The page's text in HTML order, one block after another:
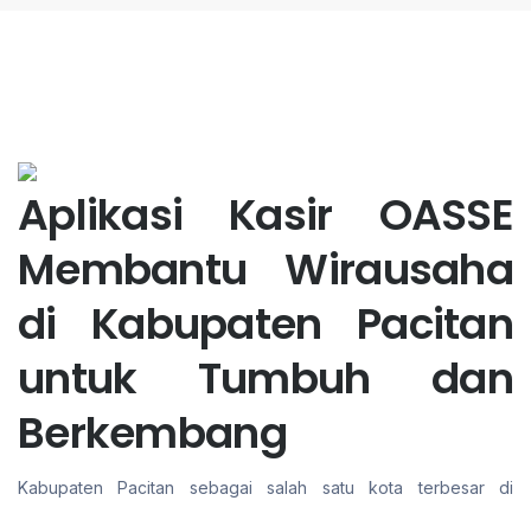
Aplikasi Kasir OASSE
Membantu Wirausaha
di Kabupaten Pacitan
untuk Tumbuh dan
Berkembang
Kabupaten Pacitan sebagai salah satu kota terbesar di